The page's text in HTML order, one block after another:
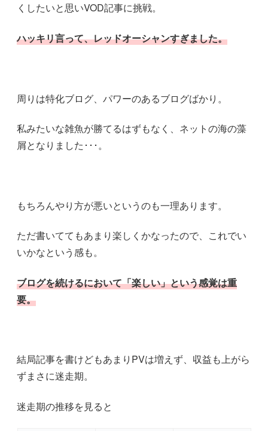
くしたいと思いVOD記事に挑戦。
ハッキリ言って、レッドオーシャンすぎました。
周りは特化ブログ、パワーのあるブログばかり。
私みたいな雑魚が勝てるはずもなく、ネットの海の藻
屑となりました･･･。
もちろんやり方が悪いというのも一理あります。
ただ書いててもあまり楽しくかなったので、これでい
いかなという感も。
ブログを続けるにおいて「楽しい」という感覚は重
要。
結局記事を書けどもあまりPVは増えず、収益も上がら
ずまさに迷走期。
迷走期の推移を見ると